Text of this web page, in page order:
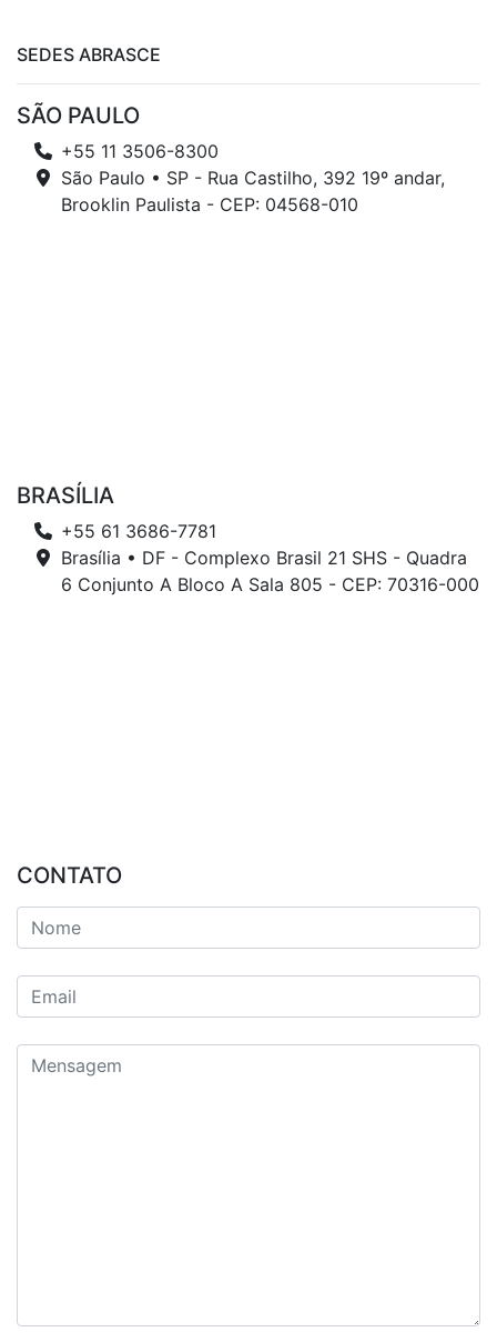
SEDES ABRASCE
SÃO PAULO
+55 11 3506-8300
São Paulo • SP - Rua Castilho, 392 19º andar,
Brooklin Paulista - CEP: 04568-010
BRASÍLIA
+55 61 3686-7781
Brasília • DF - Complexo Brasil 21 SHS - Quadra
6 Conjunto A Bloco A Sala 805 - CEP: 70316-000
CONTATO